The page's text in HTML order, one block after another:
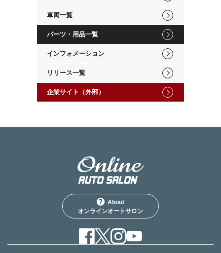
車両一覧
パーツ・用品一覧
インフォメーション
リリース一覧
企業サイト（外部）
About
オンラインオートサロン